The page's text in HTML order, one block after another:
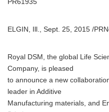
PR61935
ELGIN, Ill., Sept. 25, 2015 /
Royal DSM, the global Life
Company, is pleased
to announce a new
leader in Additive
Manufacturing materials, and